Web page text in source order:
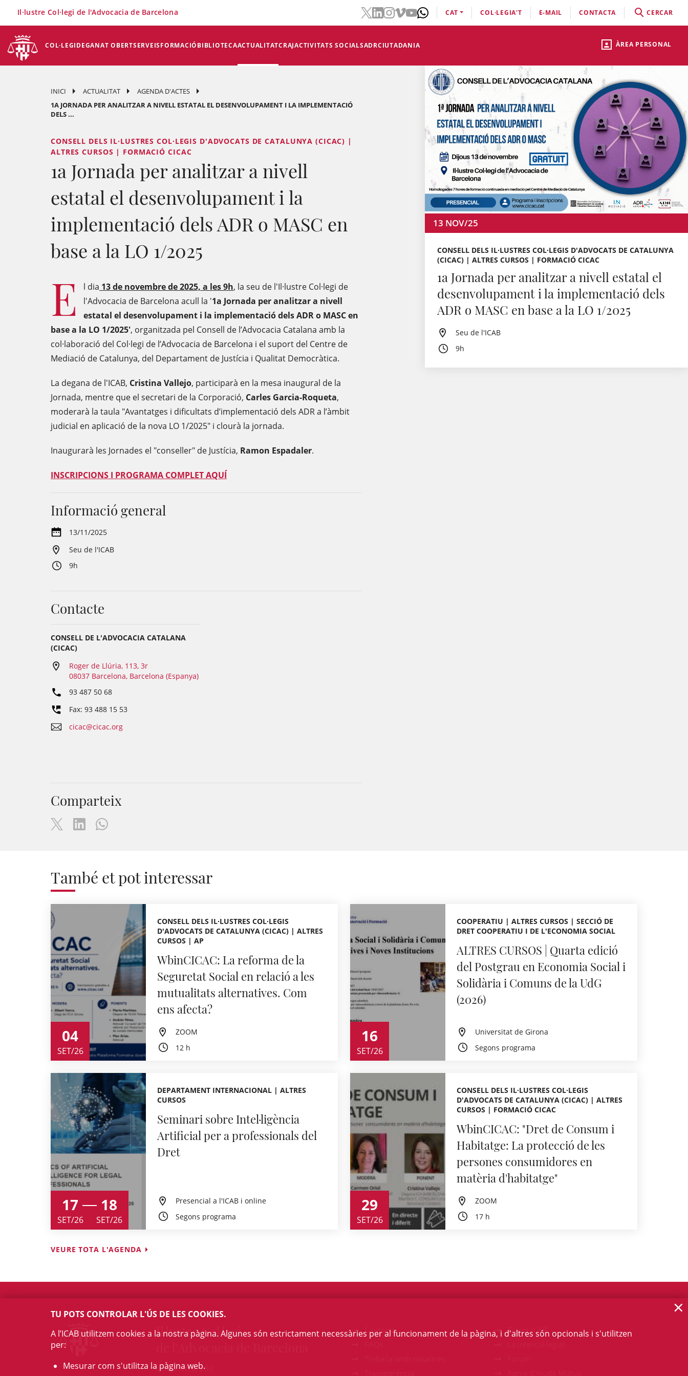
ÀREA PERSONAL
COL·LEGIDEGANAT OBERTSERVEISFORMACIÓBIBLIOTECAACTUALITATCRAJACTIVITATS SOCIALSADRCIUTADANIA
Il·lustre Col·legi de l'Advocacia de Barcelona CAT COL·LEGIA'T E-MAIL CONTACTA CERCAR
INICI ACTUALITAT
AGENDA D'ACTES
1A JORNADA PER ANALITZAR A NIVELL ESTATAL EL DESENVOLUPAMENT I LA IMPLEMENTACIÓ
DELS ...
CONSELL DELS IL·LUSTRES COL·LEGIS D'ADVOCATS DE CATALUNYA (CICAC) |
ALTRES CURSOS | FORMACIÓ CICAC
1a Jornada per analitzar a nivell
estatal el desenvolupament i la
implementació dels ADR o MASC en
base a la LO 1/2025
E l dia 13 de novembre de 2025, a les 9h, la seu de l'Il·lustre Col·legi de
l'Advocacia de Barcelona acull la '1a Jornada per analitzar a nivell
estatal el desenvolupament i la implementació dels ADR o MASC en
base a la LO 1/2025', organitzada pel Consell de l’Advocacia Catalana amb la
col·laboració del Col·legi de l’Advocacia de Barcelona i el suport del Centre de
Mediació de Catalunya, del Departament de Justícia i Qualitat Democràtica.
La degana de l'ICAB, Cristina Vallejo, participarà en la mesa inaugural de la
Jornada, mentre que el secretari de la Corporació, Carles Garcia-Roqueta,
moderarà la taula "Avantatges i dificultats d’implementació dels ADR a l’àmbit
judicial en aplicació de la nova LO 1/2025" i clourà la jornada.
Inaugurarà les Jornades el "conseller" de Justícia, Ramon Espadaler.
INSCRIPCIONS I PROGRAMA COMPLET AQUÍ
13 NOV/25
CONSELL DELS IL·LUSTRES COL·LEGIS D'ADVOCATS DE CATALUNYA
(CICAC) | ALTRES CURSOS | FORMACIÓ CICAC
1a Jornada per analitzar a nivell estatal el
desenvolupament i la implementació dels
ADR o MASC en base a la LO 1/2025
Seu de l'ICAB
9h
Informació general
13/11/2025
Seu de l'ICAB
9h
Contacte
CONSELL DE L'ADVOCACIA CATALANA
(CICAC)
Roger de Llúria, 113, 3r
08037 Barcelona, Barcelona (Espanya)
93 487 50 68
Fax: 93 488 15 53
cicac@cicac.org
Comparteix
També et pot interessar
04
SET/26
CONSELL DELS IL·LUSTRES COL·LEGIS
D'ADVOCATS DE CATALUNYA (CICAC) | ALTRES
CURSOS | AP
WbinCICAC: La reforma de la
Seguretat Social en relació a les
mutualitats alternatives. Com
ens afecta?
ZOOM
12 h
16
SET/26
COOPERATIU | ALTRES CURSOS | SECCIÓ DE
DRET COOPERATIU I DE L'ECONOMIA SOCIAL
ALTRES CURSOS | Quarta edició
del Postgrau en Economia Social i
Solidària i Comuns de la UdG
(2026)
Universitat de Girona
Segons programa
17
SET/26
18
SET/26
DEPARTAMENT INTERNACIONAL | ALTRES
CURSOS
Seminari sobre Intel·ligència
Artificial per a professionals del
Dret
Presencial a l'ICAB i online
Segons programa
29
SET/26
CONSELL DELS IL·LUSTRES COL·LEGIS
D'ADVOCATS DE CATALUNYA (CICAC) | ALTRES
CURSOS | FORMACIÓ CICAC
WbinCICAC: "Dret de Consum i
Habitatge: La protecció de les
persones consumidores en
matèria d'habitatge"
ZOOM
17 h
VEURE TOTA L'AGENDA
Il·lustre Col·legi
c/ Mallorca, 283
Contacte
Talent ICAB
TU POTS CONTROLAR L'ÚS DE LES COOKIES.
A l’ICAB utilitzem cookies a la nostra pàgina. Algunes són estrictament necessàries per al funcionament de la pàgina, i d'altres són opcionals i s'utilitzen
per:
Mesurar com s'utilitza la pàgina web.
×